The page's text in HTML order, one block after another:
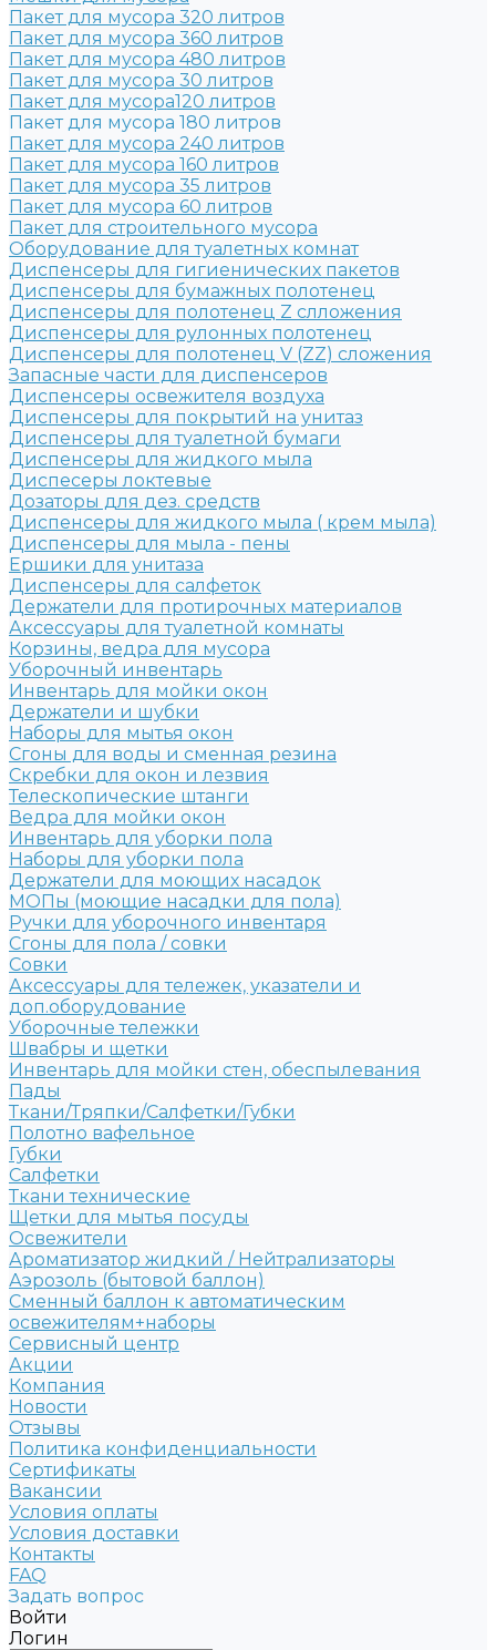
Пакет для мусора 320 литров
Пакет для мусора 360 литров
Пакет для мусора 480 литров
Пакет для мусора 30 литров
Пакет для мусора120 литров
Пакет для мусора 180 литров
Пакет для мусора 240 литров
Пакет для мусора 160 литров
Пакет для мусора 35 литров
Пакет для мусора 60 литров
Пакет для строительного мусора
Оборудование для туалетных комнат
Диспенсеры для гигиенических пакетов
Диспенсеры для бумажных полотенец
Диспенсеры для полотенец Z слложения
Диспенсеры для рулонных полотенец
Диспенсеры для полотенец V (ZZ) сложения
Запасные части для диспенсеров
Диспенсеры освежителя воздуха
Диспенсеры для покрытий на унитаз
Диспенсеры для туалетной бумаги
Диспенсеры для жидкого мыла
Диспесеры локтевые
Дозаторы для дез. средств
Диспенсеры для жидкого мыла ( крем мыла)
Диспенсеры для мыла - пены
Ершики для унитаза
Диспенсеры для салфеток
Держатели для протирочных материалов
Аксессуары для туалетной комнаты
Корзины, ведра для мусора
Уборочный инвентарь
Инвентарь для мойки окон
Держатели и шубки
Наборы для мытья окон
Сгоны для воды и сменная резина
Скребки для окон и лезвия
Телескопические штанги
Ведра для мойки окон
Инвентарь для уборки пола
Наборы для уборки пола
Держатели для моющих насадок
МОПы (моющие насадки для пола)
Ручки для уборочного инвентаря
Сгоны для пола / совки
Совки
Аксессуары для тележек, указатели и
доп.оборудование
Уборочные тележки
Швабры и щетки
Инвентарь для мойки стен, обеспылевания
Пады
Ткани/Тряпки/Салфетки/Губки
Полотно вафельное
Губки
Салфетки
Ткани технические
Щетки для мытья посуды
Освежители
Ароматизатор жидкий / Нейтрализаторы
Аэрозоль (бытовой баллон)
Сменный баллон к автоматическим
освежителям+наборы
Сервисный центр
Акции
Компания
Новости
Отзывы
Политика конфиденциальности
Сертификаты
Вакансии
Условия оплаты
Условия доставки
Контакты
FAQ
Задать вопрос
Войти
Логин